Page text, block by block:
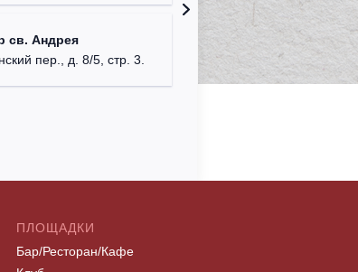
св. Андрея
пер., д. 8/5, стр. 3.
Храм
г.
ПЛОЩАДКИ
Бар/Ресторан/Кафе